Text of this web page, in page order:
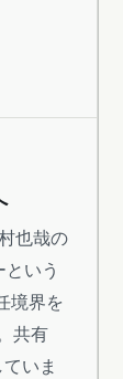
也哉の
いう
境界を
共有
いま